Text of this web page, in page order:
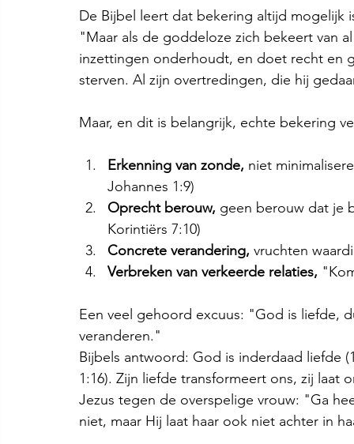
De Bijbel leert dat bekering altijd mogelijk
"Maar als de goddeloze zich bekeert van
inzettingen onderhoudt, en doet recht en
sterven. Al zijn overtredingen, die hij
Maar, en dit is belangrijk, echte bekering
Erkenning van zonde, niet
Johannes 1:9)
Oprecht berouw, geen berouw dat je
Korintiërs 7:10)
Concrete verandering, vruchten
Verbreken van verkeerde relaties,
Een veel gehoord excuus: "God is liefde,
veranderen."
Bijbels antwoord: God is inderdaad liefde
1:16). Zijn liefde transformeert ons, zij laat
Jezus tegen de overspelige vrouw: "Ga
niet, maar Hij laat haar ook niet achter in